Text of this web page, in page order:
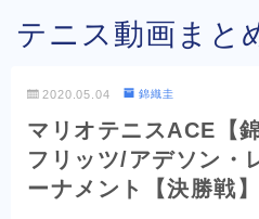
テニス動画まと
2020.05.04 錦織圭
マリオテニスACE【
フリッツ/アデソン・
ーナメント【決勝戦】